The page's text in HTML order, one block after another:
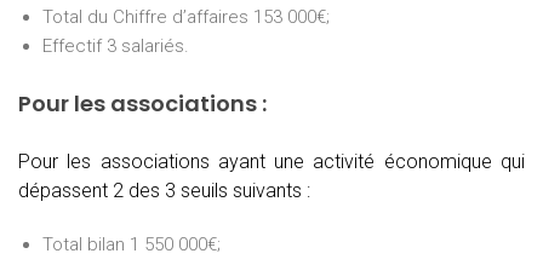
Total du Chiffre d’affaires 153 000€;
Effectif 3 salariés.
Pour les associations :
Pour les associations ayant une activité économique qui
dépassent 2 des 3 seuils suivants :
Total bilan 1 550 000€;